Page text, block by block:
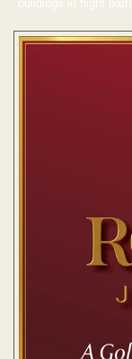
buildings in flight path